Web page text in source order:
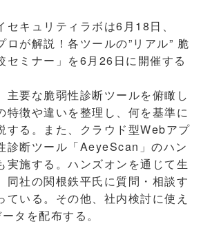
キュリティラボは6月18日、
ロが解説！各ツールの”リアル” 脆
セミナー」を6月26日に開催する
要な脆弱性診断ツールを俯瞰し
特徴や違いを整理し、何を基準に
する。また、クラウド型Webアプ
診断ツール「AeyeScan」のハン
実施する。ハンズオンを通じて生
同社の関根鉄平氏に質問・相談す
ている。その他、社内検討に使え
タを配布する。